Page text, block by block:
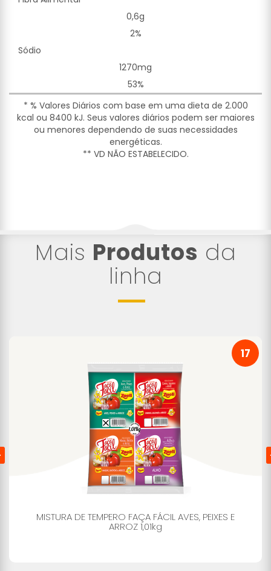
0,6g
2%
Sódio
1270mg
53%
* % Valores Diários com base em uma dieta de 2.000
kcal ou 8400 kJ. Seus valores diários podem ser maiores
ou menores dependendo de suas necessidades
energéticas.
** VD NÃO ESTABELECIDO.
Mais Produtos da
linha
17
MISTURA DE TEMPERO FAÇA FÁCIL AVES, PEIXES E
ARROZ 1,01kg